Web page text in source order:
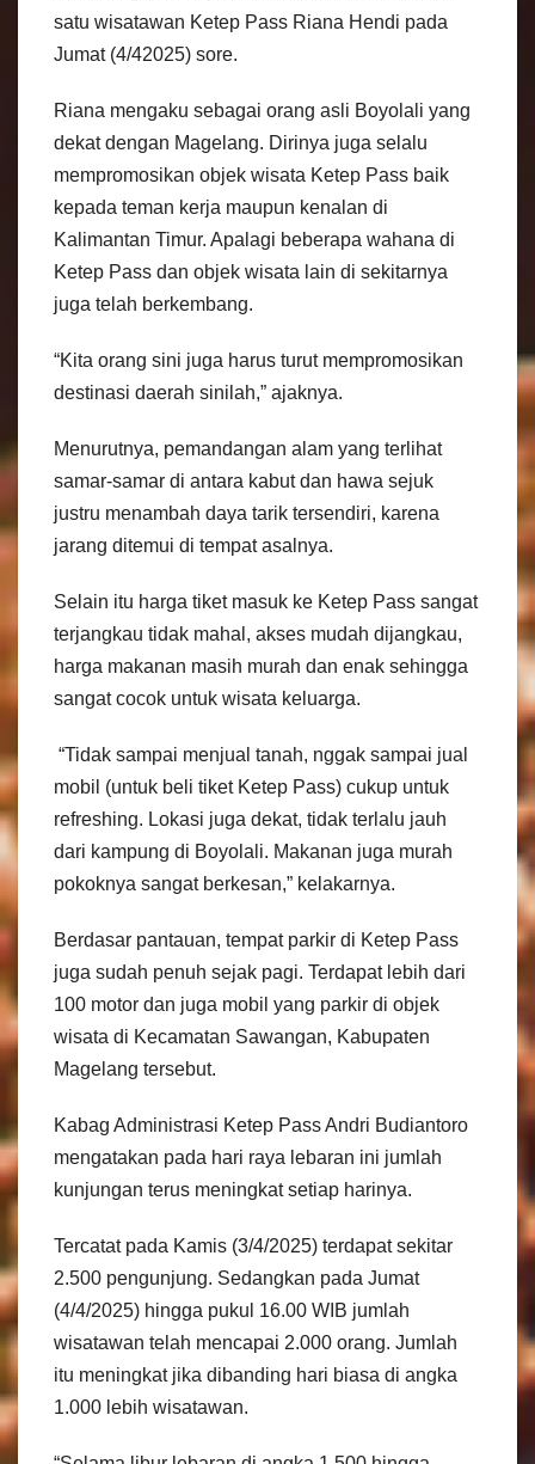
satu wisatawan Ketep Pass Riana Hendi pada
Jumat (4/42025) sore.
Riana mengaku sebagai orang asli Boyolali yang
dekat dengan Magelang. Dirinya juga selalu
mempromosikan objek wisata Ketep Pass baik
kepada teman kerja maupun kenalan di
Kalimantan Timur. Apalagi beberapa wahana di
Ketep Pass dan objek wisata lain di sekitarnya
juga telah berkembang.
“Kita orang sini juga harus turut mempromosikan
destinasi daerah sinilah,” ajaknya.
Menurutnya, pemandangan alam yang terlihat
samar-samar di antara kabut dan hawa sejuk
justru menambah daya tarik tersendiri, karena
jarang ditemui di tempat asalnya.
Selain itu harga tiket masuk ke Ketep Pass sangat
terjangkau tidak mahal, akses mudah dijangkau,
harga makanan masih murah dan enak sehingga
sangat cocok untuk wisata keluarga.
“Tidak sampai menjual tanah, nggak sampai jual
mobil (untuk beli tiket Ketep Pass) cukup untuk
refreshing. Lokasi juga dekat, tidak terlalu jauh
dari kampung di Boyolali. Makanan juga murah
pokoknya sangat berkesan,” kelakarnya.
Berdasar pantauan, tempat parkir di Ketep Pass
juga sudah penuh sejak pagi. Terdapat lebih dari
100 motor dan juga mobil yang parkir di objek
wisata di Kecamatan Sawangan, Kabupaten
Magelang tersebut.
Kabag Administrasi Ketep Pass Andri Budiantoro
mengatakan pada hari raya lebaran ini jumlah
kunjungan terus meningkat setiap harinya.
Tercatat pada Kamis (3/4/2025) terdapat sekitar
2.500 pengunjung. Sedangkan pada Jumat
(4/4/2025) hingga pukul 16.00 WIB jumlah
wisatawan telah mencapai 2.000 orang. Jumlah
itu meningkat jika dibanding hari biasa di angka
1.000 lebih wisatawan.